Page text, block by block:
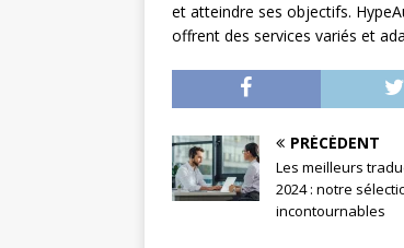
et atteindre ses objectifs.
offrent des services variés et
PRÉCÉDENT
Les meilleurs
2024 : notre
incontournables